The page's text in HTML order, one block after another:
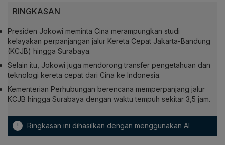
RINGKASAN
Presiden Jokowi meminta Cina merampungkan studi
kelayakan perpanjangan jalur Kereta Cepat Jakarta-Bandung
(KCJB) hingga Surabaya.
Selain itu, Jokowi juga mendorong transfer pengetahuan dan
teknologi kereta cepat dari Cina ke Indonesia.
Kementerian Perhubungan berencana memperpanjang jalur
KCJB hingga Surabaya dengan waktu tempuh sekitar 3,5 jam.
! Ringkasan ini dihasilkan dengan menggunakan AI